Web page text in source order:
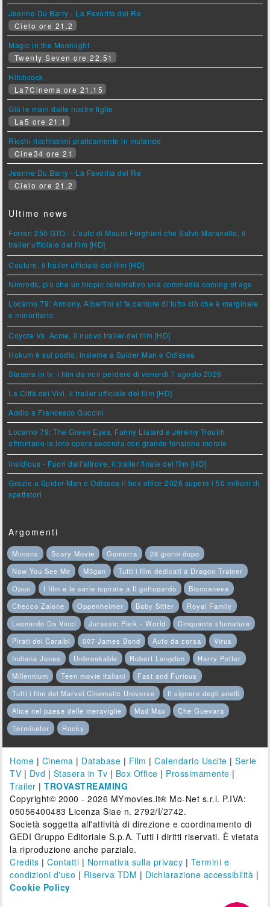
Jeanne Du Barry - La Favorita del Re
Cielo ore 21.2
Magic in the Moonlight
Twenty Seven ore 22.51
Hitchcock
La7Cinema ore 21.15
Giù le mani dalle nostre figlie
La5 ore 21.1
Ricchi ricchissimi praticamente in mutande
Cine34 ore 21
Jeanne Du Barry - La Favorita del Re
Cielo ore 21.2
Ultime news
Ferrari 250 GTO - L'auto di Mauro Forghieri che Salvò Maranello, il
trailer ufficiale del film [HD]
Couture, il trailer ufficiale del film [HD]
Nimrods, più che un biopic celebrativo una commedia coming of age
Locarno 79: Armony, Albertini si fa cantore di tutto ciò che è marginale
e minoritario
Coyote Vs. Acme, il nuovo trailer del film [HD]
Hokum è sul podio, insieme a Spider Man e Odissea
Stasera in tv: i film da non perdere di venerdì 7 agosto 2026
La Città dei Vivi, il trailer ufficiale del film [HD]
Addio a Francesco Guccini
Locarno 79: The Green Eyes, Fanny Liatard e Jérémy Trouilh
affrontano la loro opera seconda con grande tensione morale
Insidious - Fuori dall'altrove, il trailer finale del film [HD]
Grazie a Spider-Man e Odissea il box office 2026 supera i 50 milioni di
spettatori
Argomenti
Minions Scary Movie Gomorra
28 giorni dopo
Now You See Me
M3gan
Tutti i film dedicati a Dragon Trainer
Opus
I film e le serie ispirate a Il gattopardo
Biancaneve
Checco Zalone
Oppenheimer Baby Sitter
Royal Family
Leonardo Da Vinci
Jurassic Park - World
Cinquanta sfumature
Pirati dei Caraibi
007 James Bond Auto da corsa
Virus
Indiana Jones
Unbreakable Robert Langdon
Harry Potter
Millennium
Teen movie italiani
Fast and Furious
Tutti i film del Marvel Cinematic Universe
Il signore degli anelli
Alice nel paese delle meraviglie
Mad Max
Che Guevara
Terminator
Rocky
Home | Cinema | Database | Film |Calendario Uscite |Serie
TV | Dvd | Stasera in Tv | Box Office | Prossimamente |
Trailer |TROVASTREAMING
Copyright© 2000 - 2026 MYmovies.it® Mo-Net s.r.l. P.IVA:
05056400483 Licenza Siae n. 2792/I/2742.
Società soggetta all'attività di direzione e coordinamento di
GEDI Gruppo Editoriale S.p.A. Tutti i diritti riservati. È vietata
la riproduzione anche parziale.
Credits |Contatti | Normativa sulla privacy | Termini e
condizioni d'uso | Riserva TDM | Dichiarazione accessibilità |
Cookie Policy